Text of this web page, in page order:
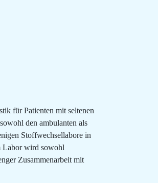
für Patienten mit seltenen
den ambulanten als
Stoffwechsellabore in
Labor wird sowohl
Zusammenarbeit mit